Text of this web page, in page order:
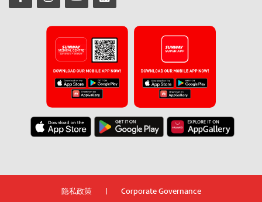
隐私政策 Corporate Governance